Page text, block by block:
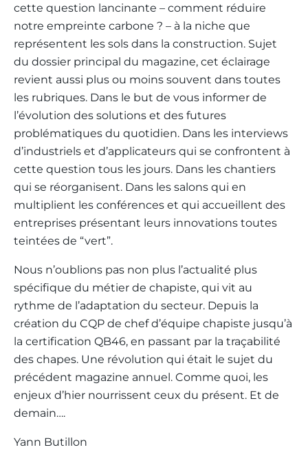
cette question lancinante – comment réduire
notre empreinte carbone ? – à la niche que
représentent les sols dans la construction. Sujet
du dossier principal du magazine, cet éclairage
revient aussi plus ou moins souvent dans toutes
les rubriques. Dans le but de vous informer de
l’évolution des solutions et des futures
problématiques du quotidien. Dans les interviews
d’industriels et d’applicateurs qui se confrontent à
cette question tous les jours. Dans les chantiers
qui se réorganisent. Dans les salons qui en
multiplient les conférences et qui accueillent des
entreprises présentant leurs innovations toutes
teintées de “vert”.
Nous n’oublions pas non plus l’actualité plus
spécifique du métier de chapiste, qui vit au
rythme de l’adaptation du secteur. Depuis la
création du CQP de chef d’équipe chapiste jusqu’à
la certification QB46, en passant par la traçabilité
des chapes. Une révolution qui était le sujet du
précédent magazine annuel. Comme quoi, les
enjeux d’hier nourrissent ceux du présent. Et de
demain….
Yann Butillon